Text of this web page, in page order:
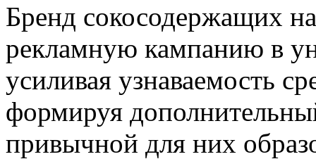
Бренд сокосодержащих
рекламную кампанию в
усиливая узнаваемость
формируя
привычной для них